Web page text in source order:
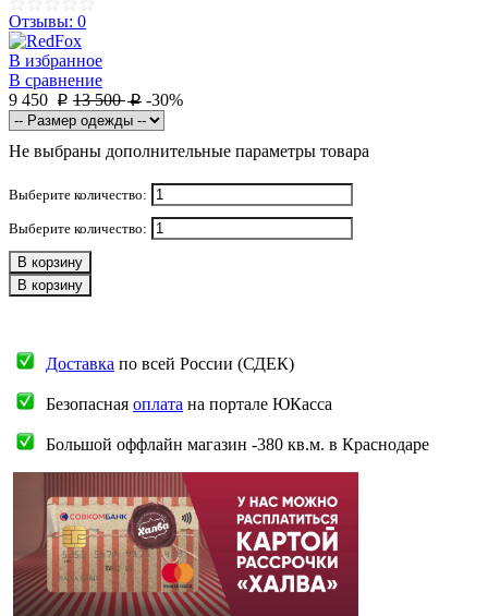
Отзывы: 0
В избранное
В сравнение
9 450 p 13 500 p -30%
Не выбраны дополнительные параметры товара
Выберите количество:
Выберите количество:
В корзину
В корзину
Доставка по всей России (СДЕК)
Безопасная оплата на портале ЮКасса
Большой оффлайн магазин -380 кв.м. в Краснодаре